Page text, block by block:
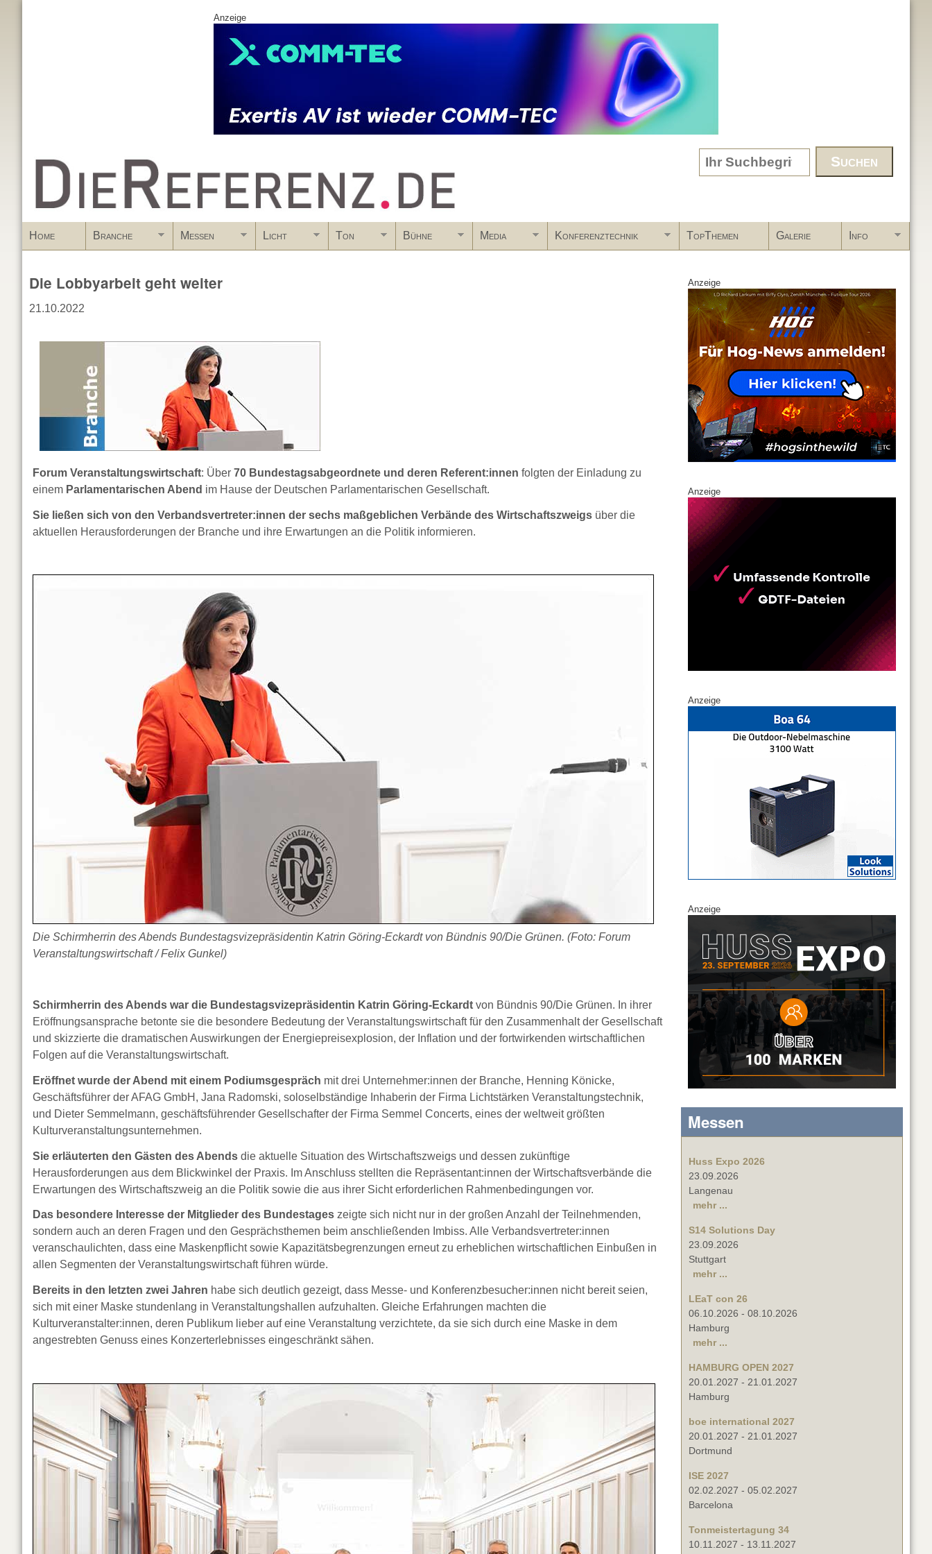
Anzeige
www.DieReferenz.de Search form
Home Branche Messen Licht Ton Bühne Media Konferenztechnik TopThemen Galerie Info
Die Lobbyarbeit geht weiter
21.10.2022
Forum Veranstaltungswirtschaft: Über 70 Bundestagsabgeordnete und deren Referent:innen folgten der Einladung zu
einem Parlamentarischen Abend im Hause der Deutschen Parlamentarischen Gesellschaft.
Sie ließen sich von den Verbandsvertreter:innen der sechs maßgeblichen Verbände des Wirtschaftszweigs über die
aktuellen Herausforderungen der Branche und ihre Erwartungen an die Politik informieren.
Die Schirmherrin des Abends Bundestagsvizepräsidentin Katrin Göring-Eckardt von Bündnis 90/Die Grünen. (Foto: Forum
Veranstaltungswirtschaft / Felix Gunkel)
Schirmherrin des Abends war die Bundestagsvizepräsidentin Katrin Göring-Eckardt von Bündnis 90/Die Grünen. In ihrer
Eröffnungsansprache betonte sie die besondere Bedeutung der Veranstaltungswirtschaft für den Zusammenhalt der Gesellschaft
und skizzierte die dramatischen Auswirkungen der Energiepreisexplosion, der Inflation und der fortwirkenden wirtschaftlichen
Folgen auf die Veranstaltungswirtschaft.
Eröffnet wurde der Abend mit einem Podiumsgespräch mit drei Unternehmer:innen der Branche, Henning Könicke,
Geschäftsführer der AFAG GmbH, Jana Radomski, soloselbständige Inhaberin der Firma Lichtstärken Veranstaltungstechnik,
und Dieter Semmelmann, geschäftsführender Gesellschafter der Firma Semmel Concerts, eines der weltweit größten
Kulturveranstaltungsunternehmen.
Sie erläuterten den Gästen des Abends die aktuelle Situation des Wirtschaftszweigs und dessen zukünftige
Herausforderungen aus dem Blickwinkel der Praxis. Im Anschluss stellten die Repräsentant:innen der Wirtschaftsverbände die
Erwartungen des Wirtschaftszweig an die Politik sowie die aus ihrer Sicht erforderlichen Rahmenbedingungen vor.
Das besondere Interesse der Mitglieder des Bundestages zeigte sich nicht nur in der großen Anzahl der Teilnehmenden,
sondern auch an deren Fragen und den Gesprächsthemen beim anschließenden Imbiss. Alle Verbandsvertreter:innen
veranschaulichten, dass eine Maskenpflicht sowie Kapazitätsbegrenzungen erneut zu erheblichen wirtschaftlichen Einbußen in
allen Segmenten der Veranstaltungswirtschaft führen würde.
Bereits in den letzten zwei Jahren habe sich deutlich gezeigt, dass Messe- und Konferenzbesucher:innen nicht bereit seien,
sich mit einer Maske stundenlang in Veranstaltungshallen aufzuhalten. Gleiche Erfahrungen machten die
Kulturveranstalter:innen, deren Publikum lieber auf eine Veranstaltung verzichtete, da sie sich durch eine Maske in dem
angestrebten Genuss eines Konzerterlebnisses eingeschränkt sähen.
Anzeige
Anzeige
Anzeige
Anzeige
Messen
Huss Expo 2026
23.09.2026
Langenau
mehr ...
S14 Solutions Day
23.09.2026
Stuttgart
mehr ...
LEaT con 26
06.10.2026 - 08.10.2026
Hamburg
mehr ...
HAMBURG OPEN 2027
20.01.2027 - 21.01.2027
Hamburg
boe international 2027
20.01.2027 - 21.01.2027
Dortmund
ISE 2027
02.02.2027 - 05.02.2027
Barcelona
Tonmeistertagung 34
10.11.2027 - 13.11.2027